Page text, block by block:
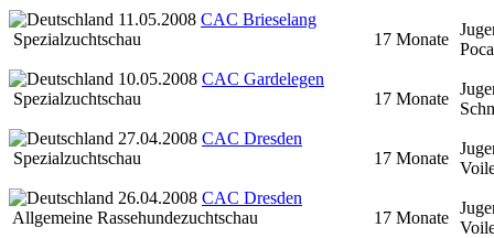
11.05.2008 CAC Brieselang
Spezialzuchtschau
17 Monate
10.05.2008 CAC Gardelegen
Spezialzuchtschau
17 Monate
27.04.2008 CAC Dresden
Spezialzuchtschau
17 Monate
26.04.2008 CAC Dresden
Allgemeine Rassehundezuchtschau
17 Monate